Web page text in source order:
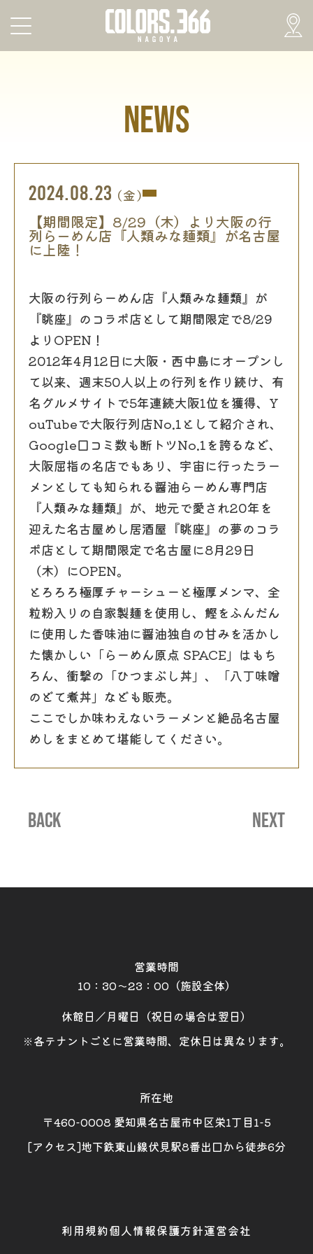
NEWS
2024.08.23 (金)
【期間限定】8/29（木）より大阪の行
列らーめん店『人類みな麺類』が名古屋
に上陸！
大阪の行列らーめん店『人類みな麺類』が
『眺座』のコラボ店として期間限定で8/29
よりOPEN！
2012年4月12日に大阪・西中島にオープンし
て以来、週末50人以上の行列を作り続け、有
名グルメサイトで5年連続大阪1位を獲得、Y
ouTubeで大阪行列店No.1として紹介され、
Google口コミ数も断トツNo.1を誇るなど、
大阪屈指の名店でもあり、宇宙に行ったラー
メンとしても知られる醤油らーめん専門店
『人類みな麺類』が、地元で愛され20年を
迎えた名古屋めし居酒屋『眺座』の夢のコラ
ボ店として期間限定で名古屋に8月29日
（木）にOPEN。
とろろろ極厚チャーシューと極厚メンマ、全
粒粉入りの自家製麺を使用し、鰹をふんだん
に使用した香味油に醤油独自の甘みを活かし
た懐かしい「らーめん原点 SPACE」はもち
ろん、衝撃の「ひつまぶし丼」、「八丁味噌
のどて煮丼」なども販売。
ここでしか味わえないラーメンと絶品名古屋
めしをまとめて堪能してください。
BACK NEXT
営業時間
10：30～23：00（施設全体）
休館日／月曜日（祝日の場合は翌日）
※各テナントごとに営業時間、定休日は異なります。
所在地
〒460-0008 愛知県名古屋市中区栄1丁目1-5
[アクセス]地下鉄東山線伏見駅8番出口から徒歩6分
利用規約個人情報保護方針運営会社